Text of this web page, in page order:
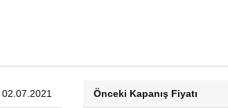
02.07.2021 Önceki Kapanış Fiyatı